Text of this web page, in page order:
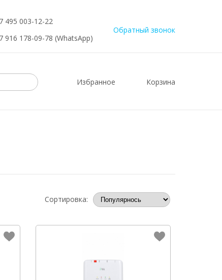
495 003-12-22
916 178-09-78 (WhatsApp)
Обратный звонок
Избранное Корзина
Сортировка: